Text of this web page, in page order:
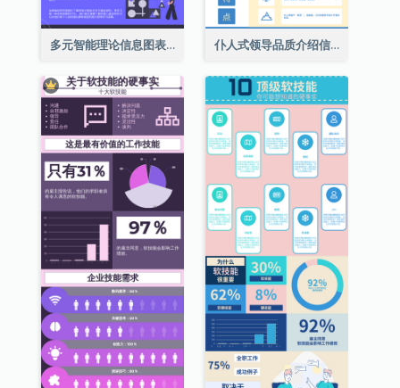
多元智能理论信息图表 仆人式领导品质介绍信息图表